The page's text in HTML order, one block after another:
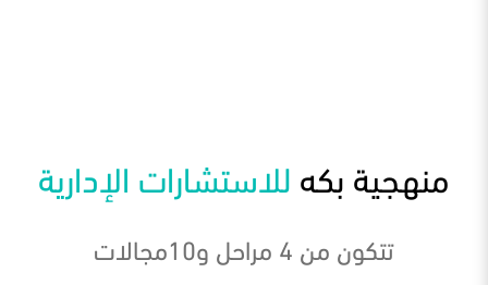
منهجية بكه للاستشارات الإدارية
تتكون من 4 مراحل و10مجالات